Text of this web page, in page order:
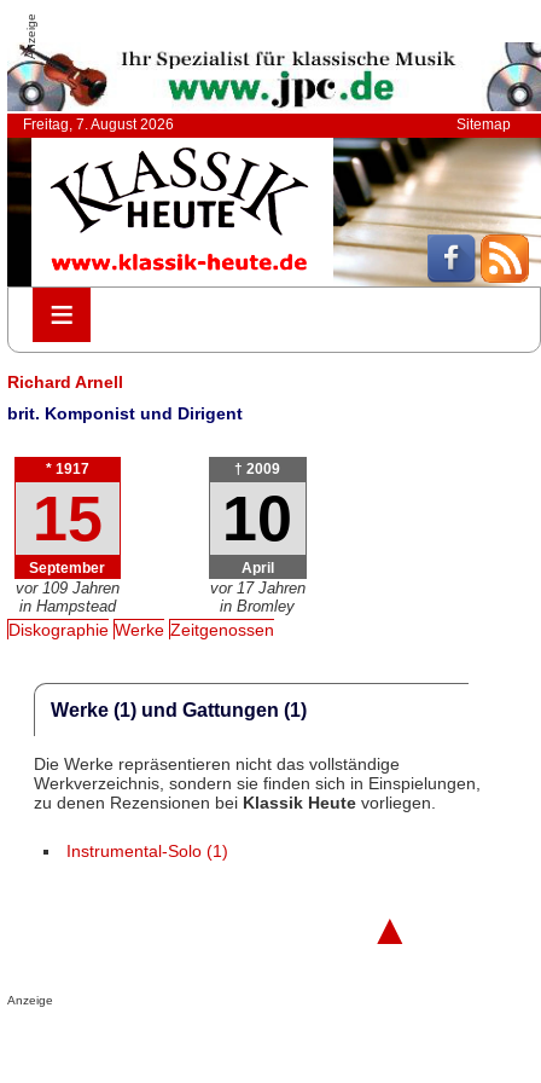
Anzeige
Freitag, 7. August 2026 Sitemap
≡
≡
Richard Arnell
brit. Komponist und Dirigent
* 1917
15
September
vor 109 Jahren
in Hampstead
† 2009
10
April
vor 17 Jahren
in Bromley
Diskographie Werke Zeitgenossen
Werke (1) und Gattungen (1)
Die Werke repräsentieren nicht das vollständige
Werkverzeichnis, sondern sie finden sich in Einspielungen,
zu denen Rezensionen bei Klassik Heutevorliegen.
Instrumental-Solo (1)
▲
Anzeige